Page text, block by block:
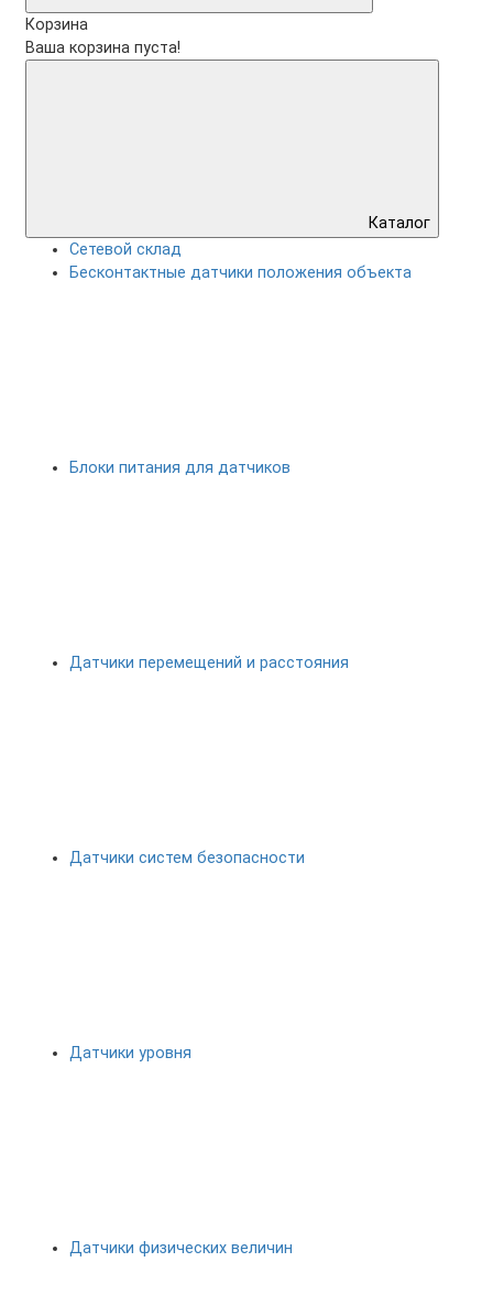
Корзина
Ваша корзина пуста!
Каталог
Сетевой склад
Бесконтактные датчики положения объекта
Блоки питания для датчиков
Датчики перемещений и расстояния
Датчики систем безопасности
Датчики уровня
Датчики физических величин